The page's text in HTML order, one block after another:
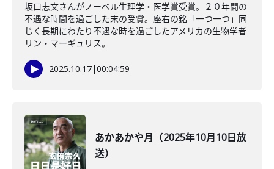
坂口志文さんがノーベル生理学・医学賞受賞。２０年間の
不遇な時間を過ごした末の受賞。座右の銘「一つ一つ」同
じく長期にわたり不遇な時を過ごしたアメリカの生物学者
リン・マーギュリス。
2025.10.17|00:04:59
あかあかや月（2025年10月10日放
送）